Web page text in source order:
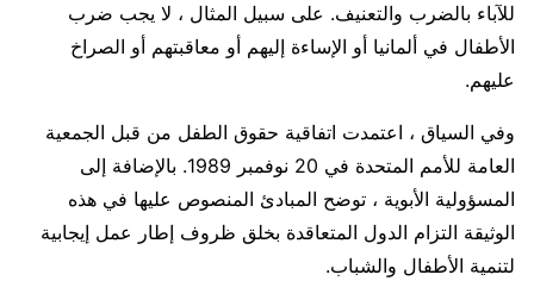
للآباء بالضرب والتعنيف. على سبيل المثال ، لا يجب ضرب
الأطفال في ألمانيا أو الإساءة إليهم أو معاقبتهم أو الصراخ
عليهم.
وفي السياق ، اعتمدت اتفاقية حقوق الطفل من قبل الجمعية
العامة للأمم المتحدة في 20 نوفمبر 1989. بالإضافة إلى
المسؤولية الأبوية ، توضح المبادئ المنصوص عليها في هذه
الوثيقة التزام الدول المتعاقدة بخلق ظروف إطار عمل إيجابية
لتنمية الأطفال والشباب.